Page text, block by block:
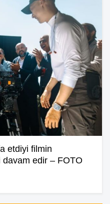
etdiyi filmin
edir – FOTO